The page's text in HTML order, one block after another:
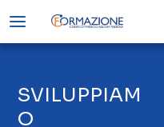
contenuto
SVILUPPIAM
O